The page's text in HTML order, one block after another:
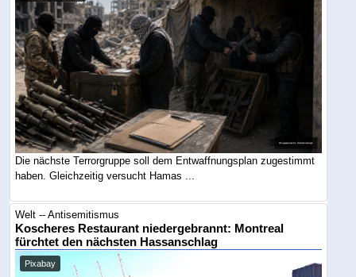
Die nächste Terrorgruppe soll dem Entwaffnungsplan zugestimmt
haben. Gleichzeitig versucht Hamas ...
Welt -- Antisemitismus
Koscheres Restaurant niedergebrannt: Montreal
fürchtet den nächsten Hassanschlag
Pixabay